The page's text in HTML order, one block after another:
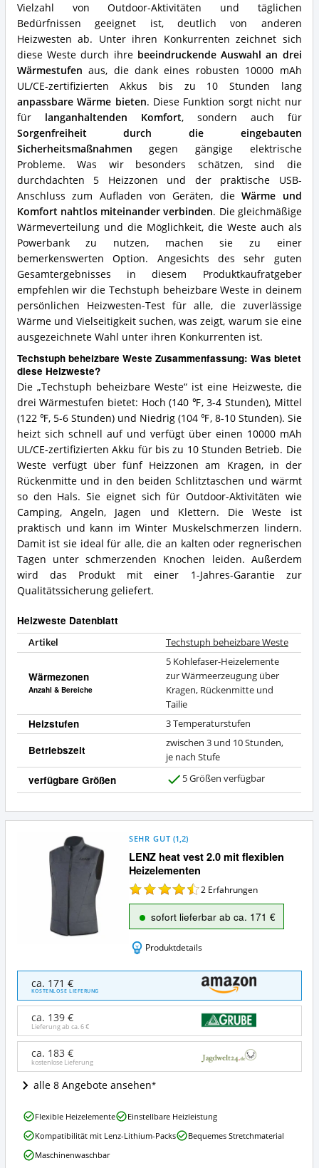
Vielzahl von Outdoor-Aktivitäten und täglichen
Bedürfnissen geeignet ist, deutlich von anderen
Heizwesten ab. Unter ihren Konkurrenten zeichnet sich
diese Weste durch ihre beeindruckende Auswahl an drei
Wärmestufen aus, die dank eines robusten 10000 mAh
UL/CE-zertifizierten Akkus bis zu 10 Stunden lang
anpassbare Wärme bieten. Diese Funktion sorgt nicht nur
für langanhaltenden Komfort, sondern auch für
Sorgenfreiheit durch die eingebauten
Sicherheitsmaßnahmen gegen gängige elektrische
Probleme. Was wir besonders schätzen, sind die
durchdachten 5 Heizzonen und der praktische USB-
Anschluss zum Aufladen von Geräten, dieWärme und
Komfort nahtlos miteinander verbinden. Die gleichmäßige
Wärmeverteilung und die Möglichkeit, die Weste auch als
Powerbank zu nutzen, machen sie zu einer
bemerkenswerten Option. Angesichts des sehr guten
Gesamtergebnisses in diesem Produktkaufratgeber
empfehlen wir die Techstuph beheizbare Weste in deinem
persönlichen Heizwesten-Test für alle, die zuverlässige
Wärme und Vielseitigkeit suchen, was zeigt, warum sie eine
ausgezeichnete Wahl unter ihren Konkurrenten ist.
Techstuph beheizbare Weste Zusammenfassung: Was bietet
diese Heizweste?
Die „Techstuph beheizbare Weste“ ist eine Heizweste, die
drei Wärmestufen bietet: Hoch (140 ℉, 3-4 Stunden), Mittel
(122 ℉, 5-6 Stunden) und Niedrig (104 ℉, 8-10 Stunden). Sie
heizt sich schnell auf und verfügt über einen 10000 mAh
UL/CE-zertifizierten Akku für bis zu 10 Stunden Betrieb. Die
Weste verfügt über fünf Heizzonen am Kragen, in der
Rückenmitte und in den beiden Schlitztaschen und wärmt
so den Hals. Sie eignet sich für Outdoor-Aktivitäten wie
Camping, Angeln, Jagen und Klettern. Die Weste ist
praktisch und kann im Winter Muskelschmerzen lindern.
Damit ist sie ideal für alle, die an kalten oder regnerischen
Tagen unter schmerzenden Knochen leiden. Außerdem
wird das Produkt mit einer 1-Jahres-Garantie zur
Qualitätssicherung geliefert.
Heizweste Datenblatt
Artikel Techstuph beheizbare Weste
Wärmezonen
Anzahl & Bereiche
5 Kohlefaser-Heizelemente
zur Wärmeerzeugung über
Kragen, Rückenmitte und
Tailie
Heizstufen 3 Temperaturstufen
Betriebszeit
zwischen 3 und 10 Stunden,
je nach Stufe
verfügbare Größen 5 Größen verfügbar
LENZ heat vest 2.0 mit flexiblen
Heizelementen
SEHR GUT (1,2)
2 Erfahrungen
sofort lieferbar ab ca. 171 €
Produktdetails
heat
vest
flexiblen
Heizelementen
Angebote:
Wo
ist
Heizweste
erhältlich?
ca. 171 €
KOSTENLOSE LIEFERUNG
ca. 139 €
Lieferung ab ca.6 €
ca. 183 €
kostenlose Lieferung
alle 8 Angebote ansehen
LENZ
heat
vest
2.0
mit
Flexible Heizelemente
Einstellbare Heizleistung
Kompatibilität mit Lenz-Lithium-Packs
Bequemes Stretchmaterial
Maschinenwaschbar